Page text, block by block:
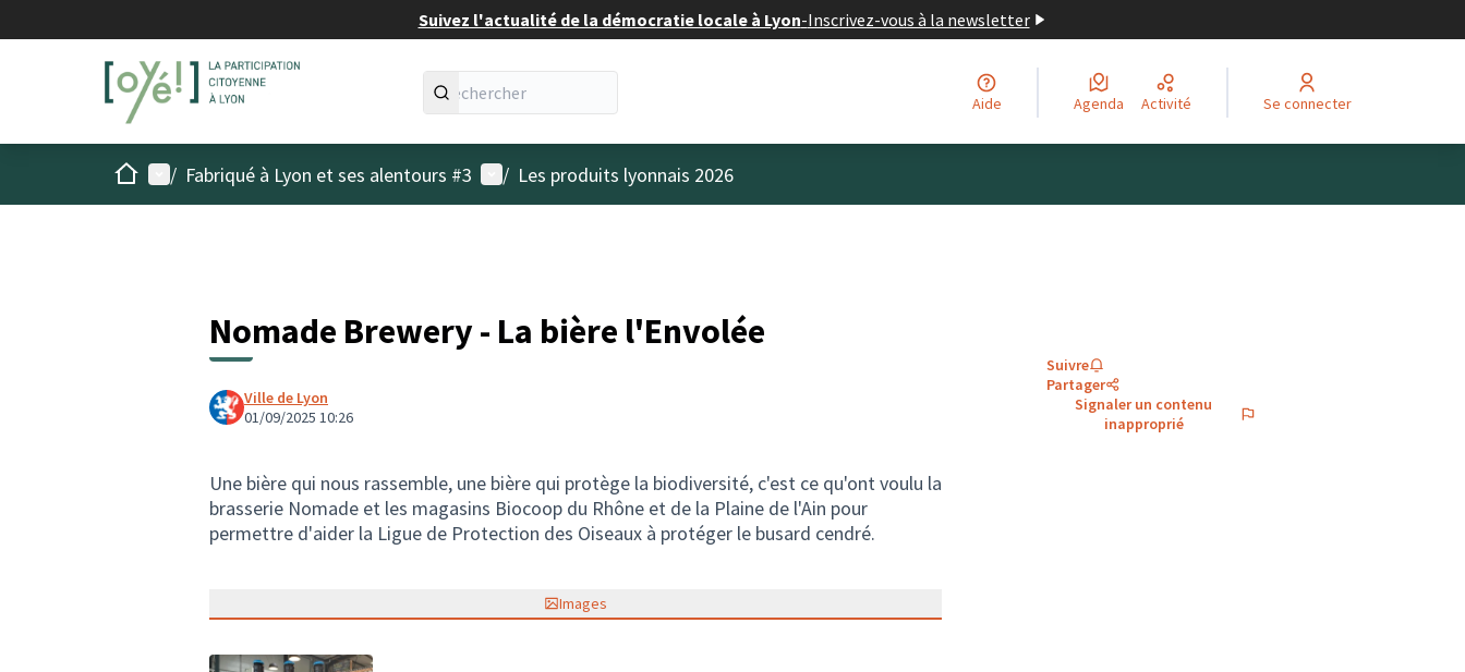
Suivez l'actualité de la démocratie locale à Lyon-Inscrivez-vous à la newsletter
Aide Agenda Activité Se connecter
AccueilMenu principal
/ Fabriqué à Lyon et ses alentours #3 Menu utilisateur
/ Les produits lyonnais 2026
Nomade Brewery - La bière l'Envolée
Ville de Lyon
01/09/2025 10:26
Une bière qui nous rassemble, une bière qui protège la biodiversité, c'est ce qu'ont voulu la
brasserie Nomade et les magasins Biocoop du Rhône et de la Plaine de l'Ain pour
permettre d'aider la Ligue de Protection des Oiseaux à protéger le busard cendré.
Images
Suivre
Partager
Signaler un contenu
inapproprié